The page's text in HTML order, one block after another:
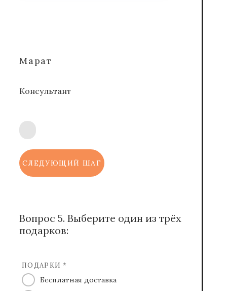
Марат
Консультант
СЛЕДУЮЩИЙ ШАГ
Вопрос 5. Выберите один из трёх
подарков:
ПОДАРКИ *
Бесплатная доставка